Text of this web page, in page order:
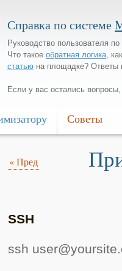
Справка по системе
Руководство пользователя
Что такое обратная логика,
статью на площадке? Ответы
Если у вас остались
Советы
«Пред
SSH
ssh